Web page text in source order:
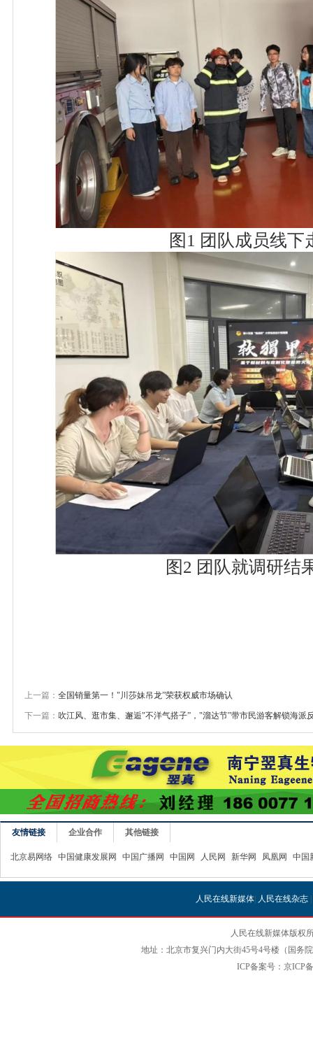
图1 团队成员线下
图2 团队就调研结
上一篇： 全国销量第一！"川莎妹吊龙”荣获权威市场确认
下一篇： 吹江风、逛市集、邂逅"不洋气搭子”，"溜达节”带市民游客解锁海派
友情链接 企业合作 其他链接
北京易网络 中国健康发展网 中国广播网 中国网 人民网 新华网 凤凰网 中国
人民在线新媒体| 人民在线杂志|
人民在线新媒体版权
地址：北京市复兴门内大街45号4号楼（国务
ICP备案号：京ICP